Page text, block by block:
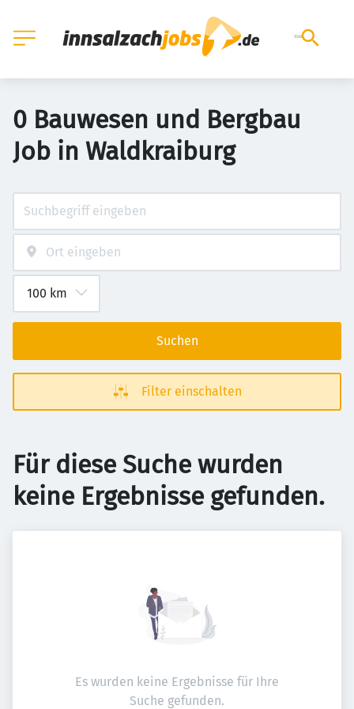
0 Bauwesen und Bergbau
Job in Waldkraiburg
Suchen
Filter einschalten
Für diese Suche wurden
keine Ergebnisse gefunden.
Es wurden keine Ergebnisse für Ihre
Suche gefunden.